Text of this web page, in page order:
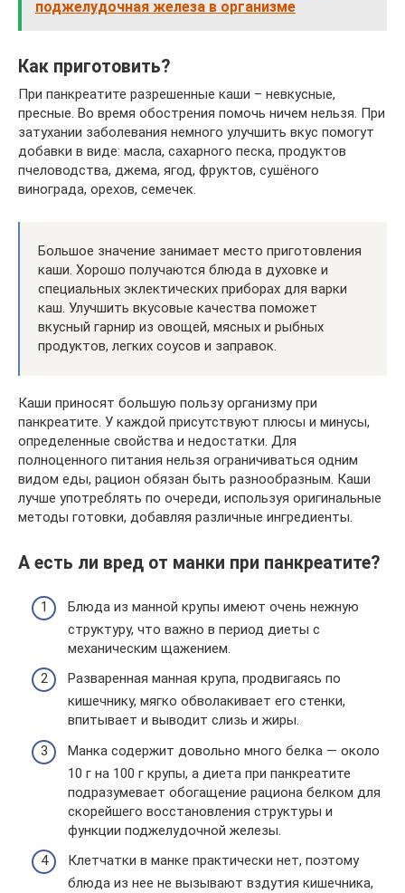
поджелудочная железа в организме
Как приготовить?
При панкреатите разрешенные каши – невкусные,
пресные. Во время обострения помочь ничем нельзя. При
затухании заболевания немного улучшить вкус помогут
добавки в виде: масла, сахарного песка, продуктов
пчеловодства, джема, ягод, фруктов, сушёного
винограда, орехов, семечек.
Большое значение занимает место приготовления
каши. Хорошо получаются блюда в духовке и
специальных эклектических приборах для варки
каш. Улучшить вкусовые качества поможет
вкусный гарнир из овощей, мясных и рыбных
продуктов, легких соусов и заправок.
Каши приносят большую пользу организму при
панкреатите. У каждой присутствуют плюсы и минусы,
определенные свойства и недостатки. Для
полноценного питания нельзя ограничиваться одним
видом еды, рацион обязан быть разнообразным. Каши
лучше употреблять по очереди, используя оригинальные
методы готовки, добавляя различные ингредиенты.
А есть ли вред от манки при панкреатите?
Блюда из манной крупы имеют очень нежную
структуру, что важно в период диеты с
механическим щажением.
Разваренная манная крупа, продвигаясь по
кишечнику, мягко обволакивает его стенки,
впитывает и выводит слизь и жиры.
Манка содержит довольно много белка — около
10 г на 100 г крупы, а диета при панкреатите
подразумевает обогащение рациона белком для
скорейшего восстановления структуры и
функции поджелудочной железы.
Клетчатки в манке практически нет, поэтому
блюда из нее не вызывают вздутия кишечника,